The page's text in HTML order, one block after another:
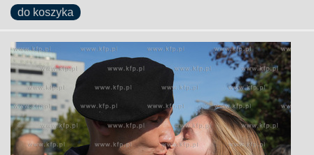
do koszyka